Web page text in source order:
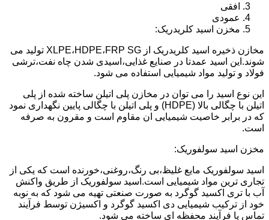
افقی
عمودی
مخزن اسید کلریدریک:
مخازن ذخیره اسید کلریدریک از XLPE،HDPE،FRP SG تولید می
شوند.این اسید عمدتا در صنایع غذایی،اسیدی شدن چاه نفت،ترشی
فولاد و تولید مواد شیمیایی استفاده می شود.
این نوع اسید را می توان در مخازن پلی اتیلن ساخته شده از پلی
اتیلن با چگالی بالا (HDPE) و پلی اتیلن با چگالی پایین نگهداری نمود
که در برابر خاصیت شیمیایی ان مقاوم است و مقرون به صرفه
است.
مخزن اسید سولفوریک:
اسید سولفوریک مایع غلیظ،بی رنگ،روغنی،خورنده است که یکی از
تجاری ترین مواد شیمیایی است.اسید سولفوریک از طریق واکنش
آب با تری اکسید گوگرد به صورت صنعتی تهیه می شود که به نوبه
خود از ترکیب شیمیایی دی اکسید گوگرد و اکسیژن توسط فرآیند
تماس یا فرآیند محفظه ای ساخته می شود.